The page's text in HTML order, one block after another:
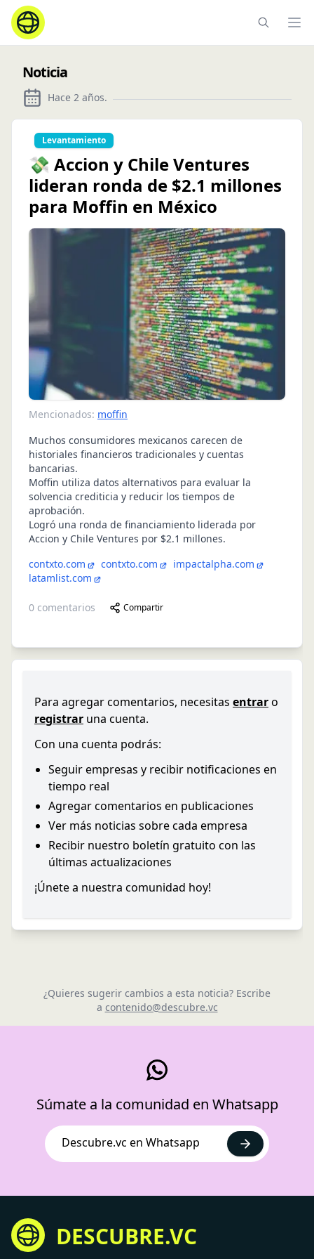
Noticia
Hace 2 años.
Levantamiento
💸 Accion y Chile Ventures
lideran ronda de $2.1 millones
para Moffin en México
Mencionados: moffin
Muchos consumidores mexicanos carecen de
historiales financieros tradicionales y cuentas
bancarias.
Moffin utiliza datos alternativos para evaluar la
solvencia crediticia y reducir los tiempos de
aprobación.
Logró una ronda de financiamiento liderada por
Accion y Chile Ventures por $2.1 millones.
contxto.com
contxto.com
impactalpha.com
latamlist.com
0 comentarios Compartir
Para agregar comentarios, necesitas entraro
registrar una cuenta.
Con una cuenta podrás:
Seguir empresas y recibir notificaciones en
tiempo real
Agregar comentarios en publicaciones
Ver más noticias sobre cada empresa
Recibir nuestro boletín gratuito con las
últimas actualizaciones
¡Únete a nuestra comunidad hoy!
¿Quieres sugerir cambios a esta noticia? Escribe
a contenido@descubre.vc
Súmate a la comunidad en Whatsapp
Descubre.vc en Whatsapp
DESCUBRE.VC